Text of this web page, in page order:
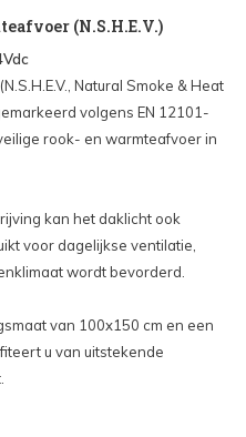
(N.S.H.E.V.)
Natural Smoke & Heat
volgens EN 12101-
rook- en warmteafvoer in
kan het daklicht ook
voor dagelijkse ventilatie,
wordt bevorderd.
van 100x150 cm en een
u van uitstekende